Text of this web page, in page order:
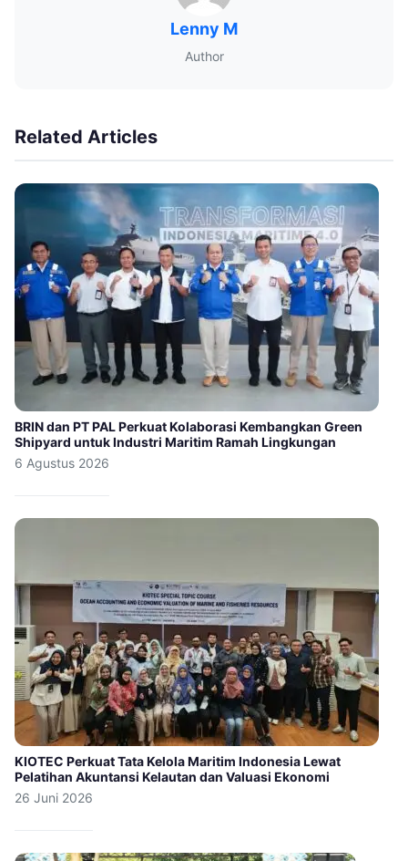
Lenny M
Author
Related Articles
BRIN dan PT PAL Perkuat Kolaborasi Kembangkan Green
Shipyard untuk Industri Maritim Ramah Lingkungan
6 Agustus 2026
KIOTEC Perkuat Tata Kelola Maritim Indonesia Lewat
Pelatihan Akuntansi Kelautan dan Valuasi Ekonomi
26 Juni 2026